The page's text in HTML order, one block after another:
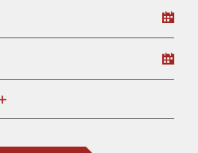
disminuir